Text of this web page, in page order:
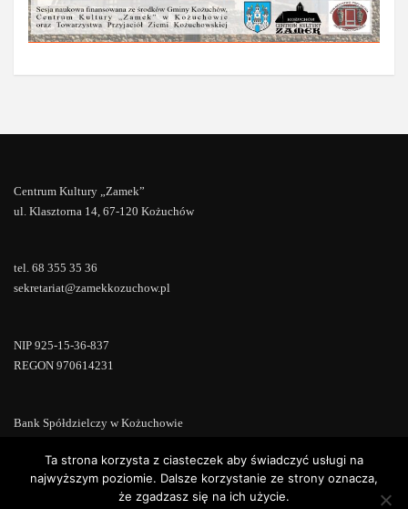
Centrum Kultury „Zamek”
ul. Klasztorna 14, 67-120 Kożuchów
tel. 68 355 35 36
sekretariat@zamekkozuchow.pl
NIP 925-15-36-837
REGON 970614231
Bank Spółdzielczy w Kożuchowie
Ta strona korzysta z ciasteczek aby świadczyć usługi na
najwyższym poziomie. Dalsze korzystanie ze strony oznacza,
że zgadzasz się na ich użycie.